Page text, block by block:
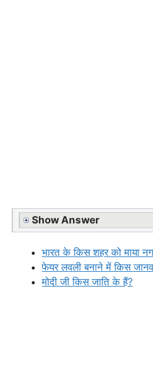
Show Answer
भारत के किस शहर को माया
फेयर लवली बनाने में किस
मोदी जी किस जाति के हैं?